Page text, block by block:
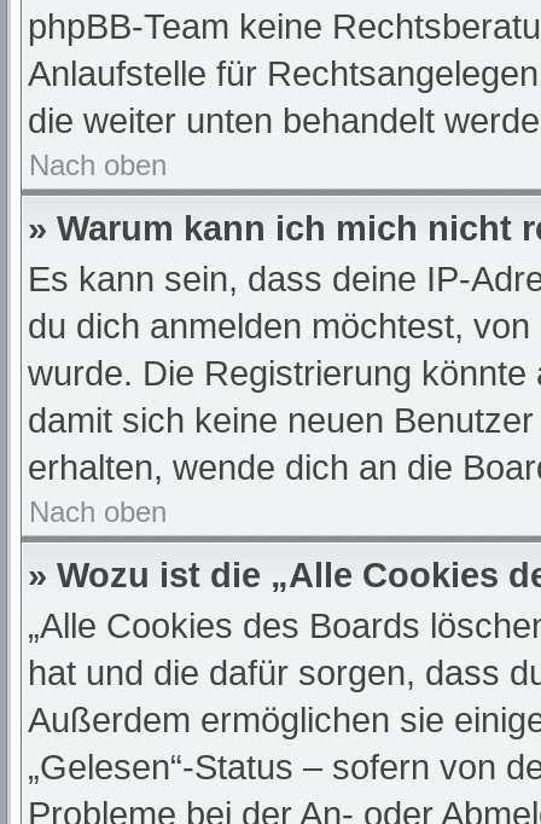
phpBB-Team keine
Anlaufstelle für
die weiter unten behandelt
Nach oben
» Warum kann ich mich nicht
Es kann sein, dass deine IP-
du dich anmelden möchtest,
wurde. Die Registrierung
damit sich keine neuen
erhalten, wende dich an die
Nach oben
» Wozu ist die „Alle Cookies
„Alle Cookies des Boards
hat und die dafür sorgen, dass
Außerdem ermöglichen sie
„Gelesen“-Status – sofern von
Probleme bei der An- oder